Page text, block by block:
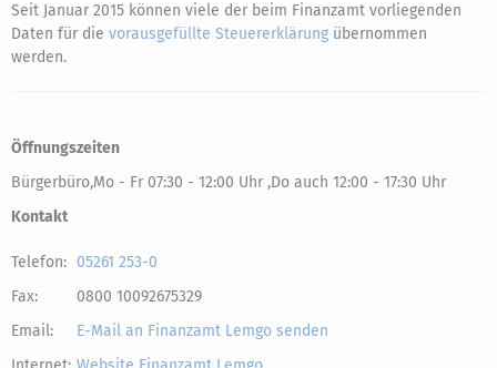
Seit Januar 2015 können viele der beim Finanzamt vorliegenden
Daten für die vorausgefüllte Steuererklärung übernommen
werden.
Öffnungszeiten
Bürgerbüro,Mo - Fr 07:30 - 12:00 Uhr ,Do auch 12:00 - 17:30 Uhr
Kontakt
Telefon: 05261 253-0
Fax:
0800 10092675329
Email:
E-Mail an Finanzamt Lemgo senden